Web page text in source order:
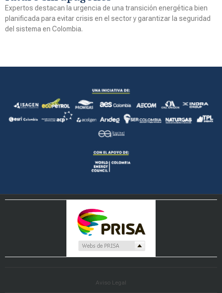
Expertos destacan la urgencia de una transición energética bien
planificada para evitar crisis en el sector y garantizar la seguridad
del sistema en Colombia.
Aviso Legal